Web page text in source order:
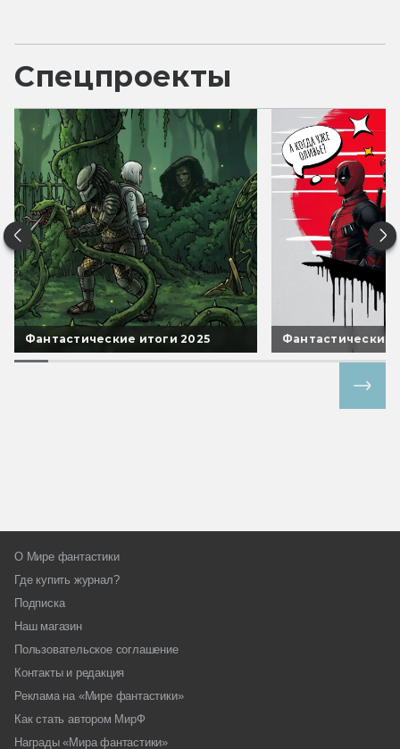
Спецпроекты
Фантастические итоги 2025 Фантастические
О Мире фантастики
Где купить журнал?
Подписка
Наш магазин
Пользовательское соглашение
Контакты и редакция
Реклама на «Мире фантастики»
Как стать автором МирФ
Награды «Мира фантастики»